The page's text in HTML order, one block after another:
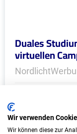
Duales
virtuellen
In Kooperation
bundesweit
Wir verwenden
Wir können diese zur